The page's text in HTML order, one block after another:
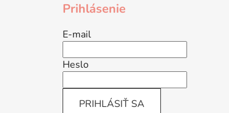
Prihlásenie
E-mail
Heslo
PRIHLÁSIŤ SA